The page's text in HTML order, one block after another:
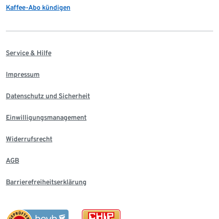
Kaffee-Abo kündigen
Service & Hilfe
Impressum
Datenschutz und Sicherheit
Einwilligungsmanagement
Widerrufsrecht
AGB
Barrierefreiheitserklärung